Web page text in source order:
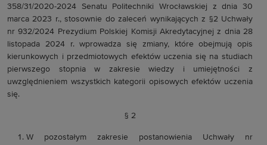
358/31/2020-2024 Senatu Politechniki Wrocławskiej z dnia 30
marca 2023 r., stosownie do zaleceń wynikających z §2 Uchwały
nr 932/2024 Prezydium Polskiej Komisji Akredytacyjnej z dnia 28
listopada 2024 r. wprowadza się zmiany, które obejmują opis
kierunkowych i przedmiotowych efektów uczenia się na studiach
pierwszego stopnia w zakresie wiedzy i umiejętności z
uwzględnieniem wszystkich kategorii opisowych efektów uczenia
się.
§ 2
W pozostałym zakresie postanowienia Uchwały nr